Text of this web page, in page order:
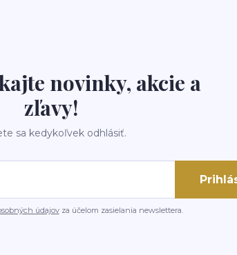
novinky, akcie a
zľavy!
sa kedykoľvek odhlásiť.
údajovza účelom zasielania newslettera.